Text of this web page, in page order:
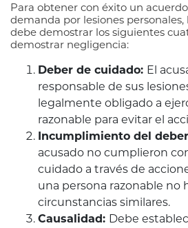
Para obtener con éxito un
demanda por lesiones
debe demostrar los siguientes
demostrar negligencia:
Deber de cuidado: El
responsable de sus
legalmente obligado a
razonable para evitar el
Incumplimiento del
acusado no cumplieron
cuidado a través de
una persona razonable no
circunstancias similares.
Causalidad: Debe